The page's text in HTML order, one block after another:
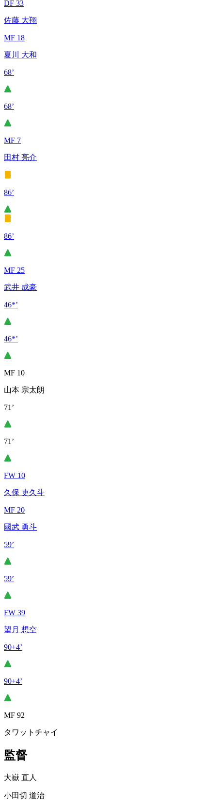
DF 33
佐藤 大翔
MF 18
夏川 大和
68’
68’
MF 7
田村 亮介
86’
86’
MF 25
武井 成豪
46*’
46*’
MF 10
山本 宗太朗
71’
71’
FW 10
久保 吏久斗
MF 20
國武 勇斗
59’
59’
FW 39
望月 想空
90+4’
90+4’
MF 92
タワットチャイ
監督
大嶽 直人
小田切 道治